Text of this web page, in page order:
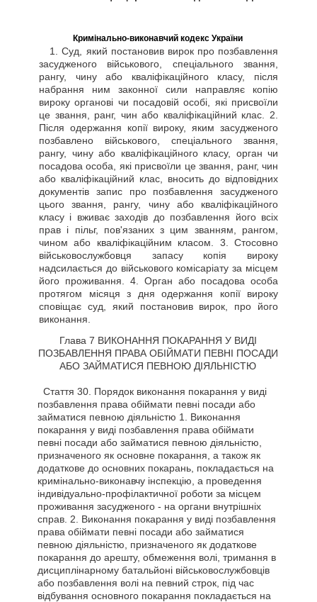
Кримінально-виконавчий кодекс України
1. Суд, який постановив вирок про позбавлення
засудженого військового, спеціального звання,
рангу, чину або кваліфікаційного класу, після
набрання ним законної сили направляє копію
вироку органові чи посадовій особі, які присвоїли
це звання, ранг, чин або кваліфікаційний клас. 2.
Після одержання копії вироку, яким засудженого
позбавлено військового, спеціального звання,
рангу, чину або кваліфікаційного класу, орган чи
посадова особа, які присвоїли це звання, ранг, чин
або кваліфікаційний клас, вносить до відповідних
документів запис про позбавлення засудженого
цього звання, рангу, чину або кваліфікаційного
класу і вживає заходів до позбавлення його всіх
прав і пільг, пов'язаних з цим званням, рангом,
чином або кваліфікаційним класом. 3. Стосовно
військовослужбовця запасу копія вироку
надсилається до військового комісаріату за місцем
його проживання. 4. Орган або посадова особа
протягом місяця з дня одержання копії вироку
сповіщає суд, який постановив вирок, про його
виконання.
Глава 7 ВИКОНАННЯ ПОКАРАННЯ У ВИДІ
ПОЗБАВЛЕННЯ ПРАВА ОБІЙМАТИ ПЕВНІ ПОСАДИ
АБО ЗАЙМАТИСЯ ПЕВНОЮ ДІЯЛЬНІСТЮ
Стаття 30. Порядок виконання покарання у виді
позбавлення права обіймати певні посади або
займатися певною діяльністю 1. Виконання
покарання у виді позбавлення права обіймати
певні посади або займатися певною діяльністю,
призначеного як основне покарання, а також як
додаткове до основних покарань, покладається на
кримінально-виконавчу інспекцію, а проведення
індивідуально-профілактичної роботи за місцем
проживання засудженого - на органи внутрішніх
справ. 2. Виконання покарання у виді позбавлення
права обіймати певні посади або займатися
певною діяльністю, призначеного як додаткове
покарання до арешту, обмеження волі, тримання в
дисциплінарному батальйоні військовослужбовців
або позбавлення волі на певний строк, під час
відбування основного покарання покладається на